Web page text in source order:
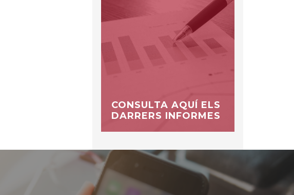
CONSULTA AQUÍ ELS
DARRERS INFORMES